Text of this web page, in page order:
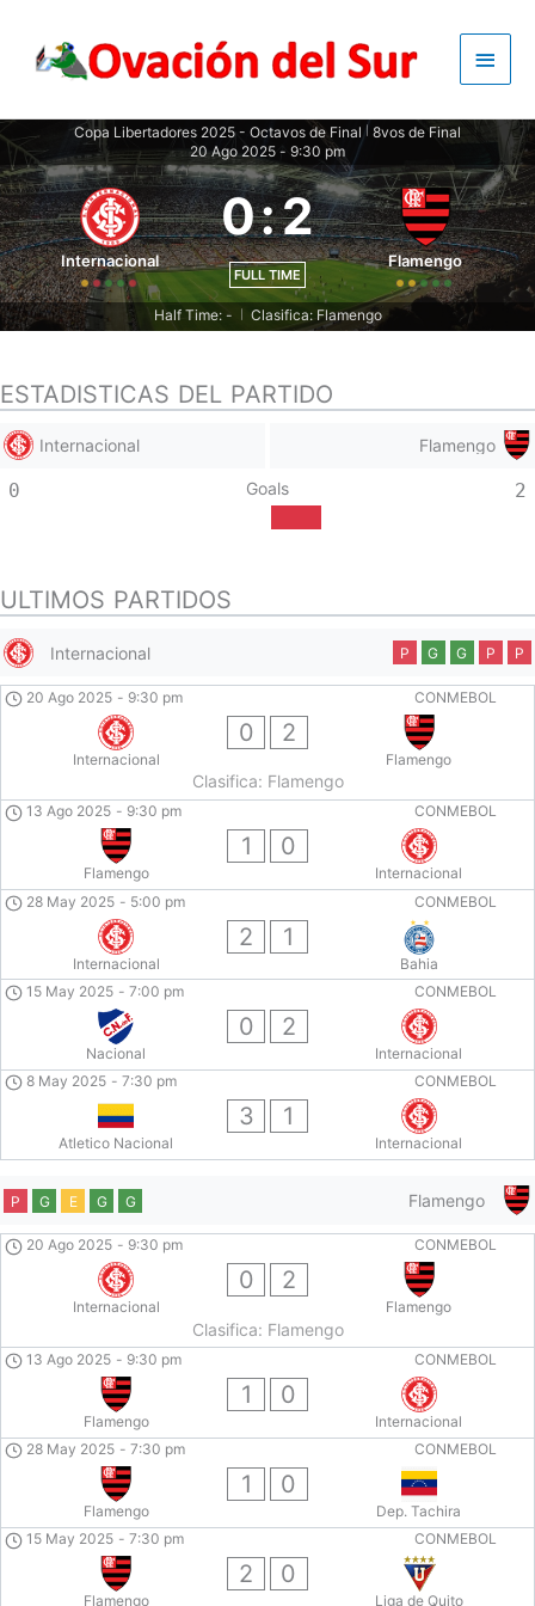
content
Main
Copa Libertadores 2025 - Octavos de Final
8vos de Final
20 Ago 2025 - 9:30 pm
Internacional
0:2
FULL TIME
Flamengo
Half Time: - Clasifica: Flamengo
ESTADISTICAS DEL PARTIDO
Internacional Flamengo
0 Goals 2
ULTIMOS PARTIDOS
Internacional P G G P P
CONMEBOL
20 Ago 2025 - 9:30 pm
Internacional
0 2
Flamengo
Clasifica: Flamengo
CONMEBOL
13 Ago 2025 - 9:30 pm
Flamengo
1 0
Internacional
CONMEBOL
28 May 2025 - 5:00 pm
Internacional
2 1
Bahia
CONMEBOL
15 May 2025 - 7:00 pm
Nacional
0 2
Internacional
CONMEBOL
8 May 2025 - 7:30 pm
Atletico Nacional
3 1
Internacional
Flamengo
P G E G G
CONMEBOL
20 Ago 2025 - 9:30 pm
Internacional
0 2
Flamengo
Clasifica: Flamengo
CONMEBOL
13 Ago 2025 - 9:30 pm
Flamengo
1 0
Internacional
CONMEBOL
28 May 2025 - 7:30 pm
Flamengo
1 0
Dep. Tachira
CONMEBOL
15 May 2025 - 7:30 pm
Flamengo
2 0
Liga de Quito